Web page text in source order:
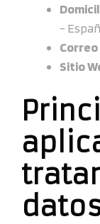
-
Sitio